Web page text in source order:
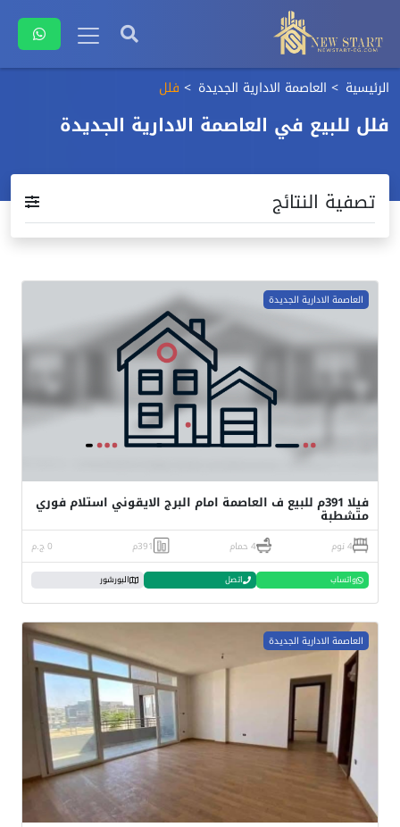
الرئيسية العاصمة الادارية الجديدة فلل
فلل للبيع في العاصمة الادارية الجديدة
تصفية النتائج
العاصمة الادارية الجديدة
فيلا 391م للبيع ف العاصمة امام البرج الايقوني استلام فوري
متشطبة
4 نوم 4 حمام 391م 0 ج.م
واتساب اتصل البورشور
العاصمة الادارية الجديدة